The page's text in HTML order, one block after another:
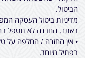
הביטול.
מדיניות ביטול העסקה
באתר. החברה לא תטפל
• אין החזרה / החלפה על
בפתיל מיוחד.